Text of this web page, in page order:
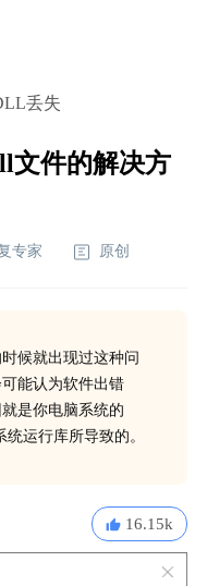
丢失
文件的解决方
专家 原创
候就出现过这种问
能认为软件出错
是你电脑系统的
运行库所导致的。
16.15k